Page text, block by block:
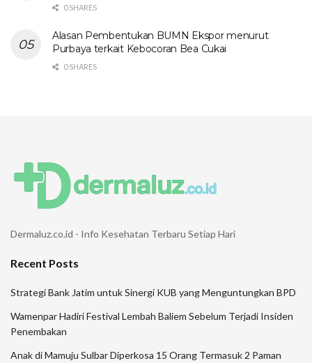
0 SHARES
Alasan Pembentukan BUMN Ekspor menurut
Purbaya terkait Kebocoran Bea Cukai
0 SHARES
Dermaluz.co.id - Info Kesehatan Terbaru Setiap Hari
Recent Posts
Strategi Bank Jatim untuk Sinergi KUB yang Menguntungkan BPD
Wamenpar Hadiri Festival Lembah Baliem Sebelum Terjadi Insiden
Penembakan
Anak di Mamuju Sulbar Diperkosa 15 Orang Termasuk 2 Paman